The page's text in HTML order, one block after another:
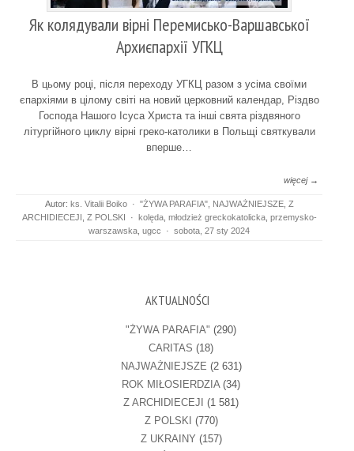
Як колядували вірні Перемисько-Варшавської
Архиєпархії УГКЦ
В цьому році, після переходу УГКЦ разом з усіма своїми
єпархіями в цілому світі на новий церковний календар, Різдво
Господа Нашого Ісуса Христа та інші свята різдвяного
літургійного циклу вірні греко-католики в Польщі святкували
вперше…
więcej →
Autor: ks. Vitalii Boiko · "ŻYWA PARAFIA", NAJWAŻNIEJSZE, Z
ARCHIDIECEJI Z POLSKI · kolęda, młodzież greckokatolicka, przemysko-
warszawska ugcc · sobota, 27 sty 2024
AKTUALNOŚCI
"ŻYWA PARAFIA" (290)
CARITAS (18)
NAJWAŻNIEJSZE (2 631)
ROK MIŁOSIERDZIA(34)
Z ARCHIDIECEJI (1 581)
Z POLSKI (770)
Z UKRAINY (157)